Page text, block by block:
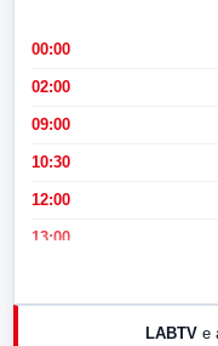
00:00
02:00
09:00
10:30
12:00
13:00
LABTV e